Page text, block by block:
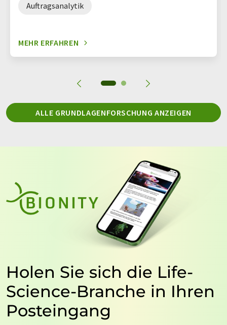
Auftragsanalytik
MEHR ERFAHREN
ALLE GRUNDLAGENFORSCHUNG ANZEIGEN
Holen Sie sich die Life-
Science-Branche in Ihren
Posteingang